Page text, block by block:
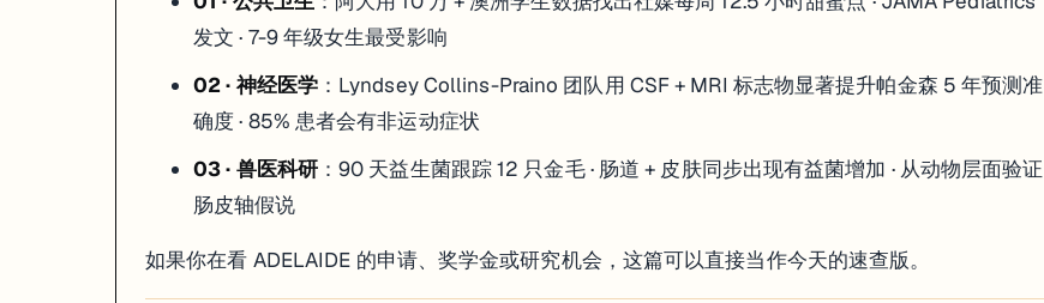
发文 · 7-9 年级女生最受影响
02 · 神经医学：Lyndsey Collins-Praino 团队用 CSF + MRI 标志物显著提升帕金森 5 年预测准
确度 · 85% 患者会有非运动症状
03 · 兽医科研：90 天益生菌跟踪 12 只金毛 · 肠道 + 皮肤同步出现有益菌增加 · 从动物层面验证
肠皮轴假说
如果你在看 ADELAIDE 的申请、奖学金或研究机会，这篇可以直接当作今天的速查版。